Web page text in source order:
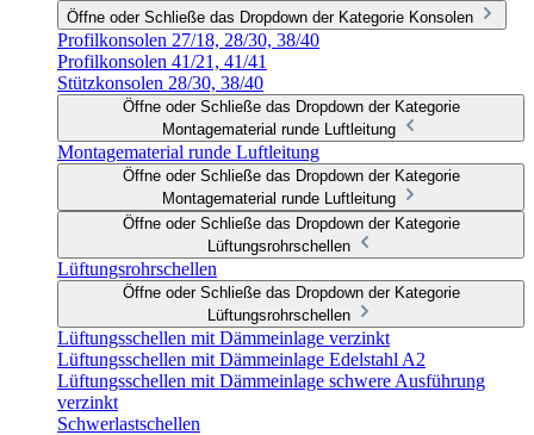
Öffne oder Schließe das Dropdown der Kategorie Konsolen
Profilkonsolen 27/18, 28/30, 38/40
Profilkonsolen 41/21, 41/41
Stützkonsolen 28/30, 38/40
Öffne oder Schließe das Dropdown der Kategorie
Montagematerial runde Luftleitung
Montagematerial runde Luftleitung
Öffne oder Schließe das Dropdown der Kategorie
Montagematerial runde Luftleitung
Öffne oder Schließe das Dropdown der Kategorie
Lüftungsrohrschellen
Lüftungsrohrschellen
Öffne oder Schließe das Dropdown der Kategorie
Lüftungsrohrschellen
Lüftungsschellen mit Dämmeinlage verzinkt
Lüftungsschellen mit Dämmeinlage Edelstahl A2
Lüftungsschellen mit Dämmeinlage schwere Ausführung
verzinkt
Schwerlastschellen